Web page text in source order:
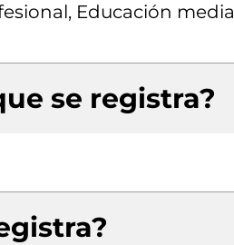
Educación media
se registra?